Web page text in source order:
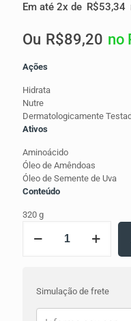
Em até 2x de R$53,34
Ou R$89,20 no
Ações
Hidrata
Nutre
Dermatologicamente
Ativos
Aminoácido
Óleo de Amêndoas
Óleo de Semente de Uva
Conteúdo
320 g
Body
Corporal
Simulação de frete